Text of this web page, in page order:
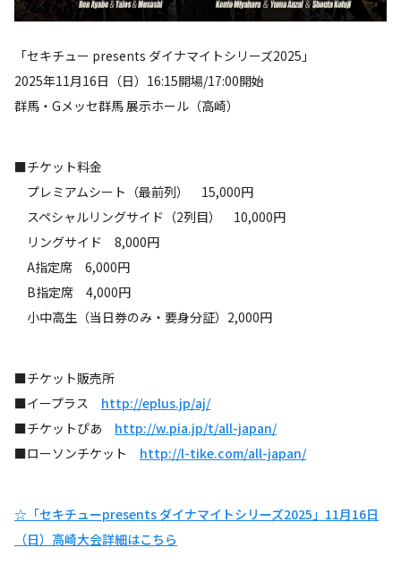
「セキチュー presents ダイナマイトシリーズ2025」
2025年11月16日（日）16:15開場/17:00開始
群馬・Gメッセ群馬 展示ホール（高崎）
■チケット料金
プレミアムシート（最前列） 15,000円
スペシャルリングサイド（2列目） 10,000円
リングサイド 8,000円
A指定席 6,000円
B指定席 4,000円
小中高生（当日券のみ・要身分証）2,000円
■チケット販売所
■イープラス http://eplus.jp/aj/
■チケットぴあ http://w.pia.jp/t/all-japan/
■ローソンチケット http://l-tike.com/all-japan/
☆「セキチューpresents ダイナマイトシリーズ2025」11月16日
（日）高崎大会詳細はこちら